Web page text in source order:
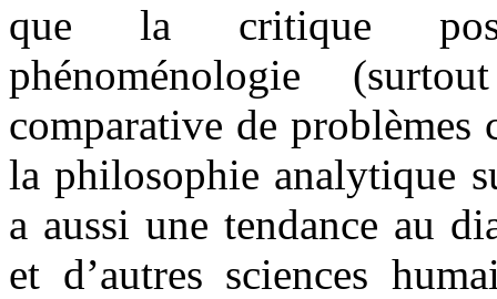
que la critique
phénoménologie
comparative de problèmes
la philosophie analytique
a aussi une tendance au
et d’autres sciences